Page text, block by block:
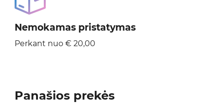
Nemokamas pristatymas
Perkant nuo € 20,00
Panašios prekės